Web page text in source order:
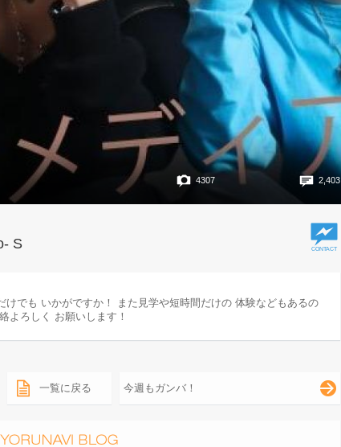
4307 2,403
S
でも いかがですか！ また見学や短時間だけの 体験などもあるの
よろしく お願いします！
一覧に戻る 今週もガンバ！